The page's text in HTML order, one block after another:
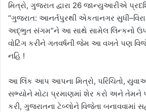
મિત્રો, ગુજરાત દ્વારા 26 જાન્યુઆરીએ
“ગુજરાત: આનર્તપુરથી એકતાનગર
અદ્ભુત સંગમ”ને આ સાથે સામેલ લિન્કનો
વોટિંગ કરીને ગતવર્ષની જેમ આ વખતે પણ
નહિ !
આ લિંક આપ આપના મિત્રો, પરિચિતો,
સભ્યોને મોટા પ્રમાણમાં શેર કરો અને તેમને
કરી, ગુજરાતના ટેબ્લોને વિજેતા બનાવવામાં